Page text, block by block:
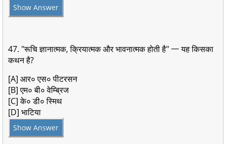
Show Answer
47. "रूचि ज्ञानात्मक, क्रियात्मक और भावनात्मक होती है" 一 यह किसका
कथन है?
[A] आर० एस० पीटरसन
[B] एम० बी० वेम्ब्रिज
[C] के० डी० स्मिथ
[D] भाटिया
Show Answer